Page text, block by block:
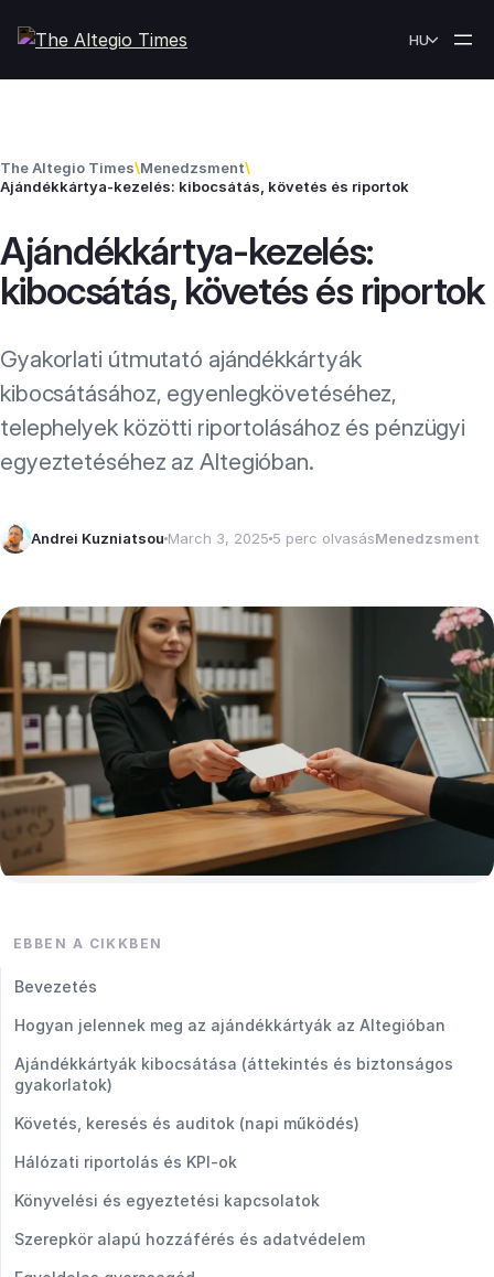
HU
The Altegio Times\Menedzsment\
Ajándékkártya-kezelés: kibocsátás, követés és riportok
Ajándékkártya-kezelés:
kibocsátás, követés és riportok
Gyakorlati útmutató ajándékkártyák
kibocsátásához, egyenlegkövetéséhez,
telephelyek közötti riportolásához és pénzügyi
egyeztetéséhez az Altegióban.
Andrei Kuzniatsou March 3, 2025 5 perc olvasásMenedzsment
EBBEN A CIKKBEN
Bevezetés
Hogyan jelennek meg az ajándékkártyák az Altegióban
Ajándékkártyák kibocsátása (áttekintés és biztonságos
gyakorlatok)
Követés, keresés és auditok (napi működés)
Hálózati riportolás és KPI-ok
Könyvelési és egyeztetési kapcsolatok
Szerepkör alapú hozzáférés és adatvédelem